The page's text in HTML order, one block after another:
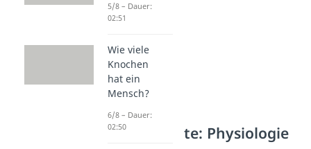
Weitere Inhalte: Physiologie
5/8 – Dauer:
02:51
Wie viele
Knochen
hat ein
Mensch?
6/8 – Dauer:
02:50